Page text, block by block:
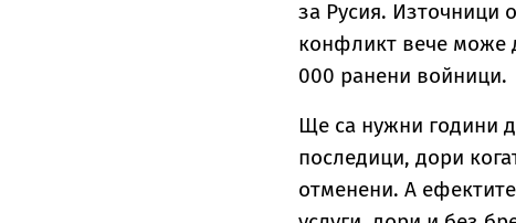
за Русия. Източници
конфликт вече може
000 ранени войници.
Ще са нужни години
последици, дори
отменени. А